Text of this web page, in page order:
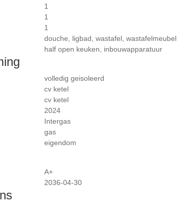
1
1
1
douche, ligbad, wastafel, wastafelmeubel
half open keuken, inbouwapparatuur
volledig geisoleerd
cv ketel
cv ketel
2024
Intergas
gas
eigendom
A+
2036-04-30